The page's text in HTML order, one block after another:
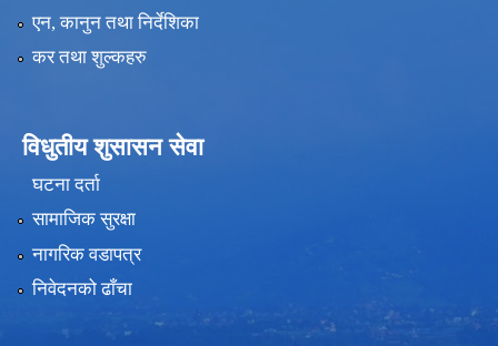
एन, कानुन तथा निर्देशिका
कर तथा शुल्कहरु
विधुतीय शुसासन सेवा
घटना दर्ता
सामाजिक सुरक्षा
नागरिक वडापत्र
निवेदनको ढाँचा